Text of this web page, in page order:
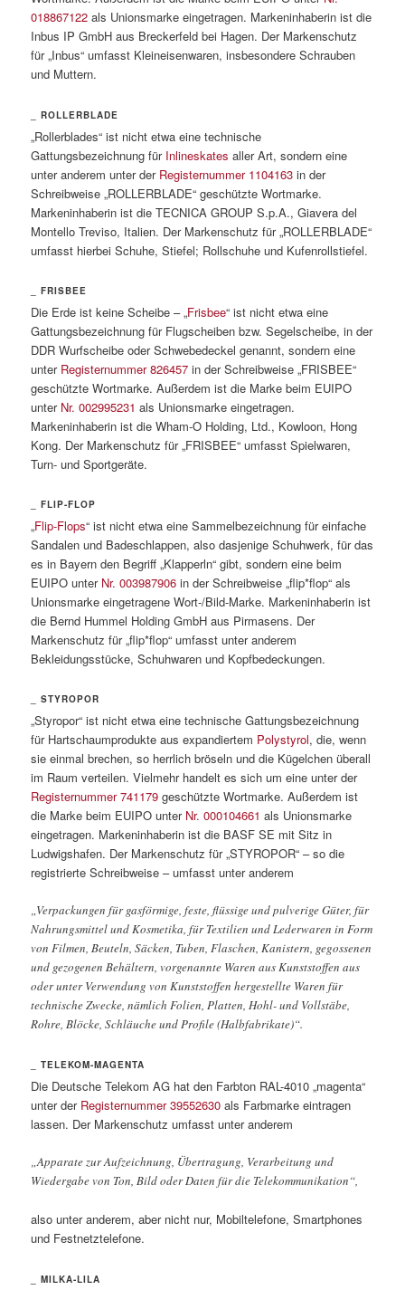
018867122 als Unionsmarke eingetragen. Markeninhaberin ist die
Inbus IP GmbH aus Breckerfeld bei Hagen. Der Markenschutz
für „Inbus“ umfasst Kleineisenwaren, insbesondere Schrauben
und Muttern.
_ ROLLERBLADE
„Rollerblades“ ist nicht etwa eine technische
Gattungsbezeichnung für Inlineskates aller Art, sondern eine
unter anderem unter der Registernummer 1104163 in der
Schreibweise „ROLLERBLADE“ geschützte Wortmarke.
Markeninhaberin ist die TECNICA GROUP S.p.A., Giavera del
Montello Treviso, Italien. Der Markenschutz für „ROLLERBLADE“
umfasst hierbei Schuhe, Stiefel; Rollschuhe und Kufenrollstiefel.
_ FRISBEE
Die Erde ist keine Scheibe – „Frisbee“ ist nicht etwa eine
Gattungsbezeichnung für Flugscheiben bzw. Segelscheibe, in der
DDR Wurfscheibe oder Schwebedeckel genannt, sondern eine
unter Registernummer 826457 in der Schreibweise „FRISBEE“
geschützte Wortmarke. Außerdem ist die Marke beim EUIPO
unter Nr. 002995231 als Unionsmarke eingetragen.
Markeninhaberin ist die Wham-O Holding, Ltd., Kowloon, Hong
Kong. Der Markenschutz für „FRISBEE“ umfasst Spielwaren,
Turn- und Sportgeräte.
_ FLIP-FLOP
„Flip-Flops“ ist nicht etwa eine Sammelbezeichnung für einfache
Sandalen und Badeschlappen, also dasjenige Schuhwerk, für das
es in Bayern den Begriff „Klapperln“ gibt, sondern eine beim
EUIPO unter Nr. 003987906 in der Schreibweise „flip*flop“ als
Unionsmarke eingetragene Wort-/Bild-Marke. Markeninhaberin ist
die Bernd Hummel Holding GmbH aus Pirmasens. Der
Markenschutz für „flip*flop“ umfasst unter anderem
Bekleidungsstücke, Schuhwaren und Kopfbedeckungen.
_ STYROPOR
„Styropor“ ist nicht etwa eine technische Gattungsbezeichnung
für Hartschaumprodukte aus expandiertem Polystyrol, die, wenn
sie einmal brechen, so herrlich bröseln und die Kügelchen überall
im Raum verteilen. Vielmehr handelt es sich um eine unter der
Registernummer 741179 geschützte Wortmarke. Außerdem ist
die Marke beim EUIPO unter Nr. 000104661 als Unionsmarke
eingetragen. Markeninhaberin ist die BASF SE mit Sitz in
Ludwigshafen. Der Markenschutz für „STYROPOR“ – so die
registrierte Schreibweise – umfasst unter anderem
„Verpackungen für gasförmige, feste, flüssige und pulverige Güter, für
Nahrungsmittel und Kosmetika, für Textilien und Lederwaren in Form
von Filmen, Beuteln, Säcken, Tuben, Flaschen, Kanistern, gegossenen
und gezogenen Behältern, vorgenannte Waren aus Kunststoffen aus
oder unter Verwendung von Kunststoffen hergestellte Waren für
technische Zwecke, nämlich Folien, Platten, Hohl- und Vollstäbe,
Rohre, Blöcke, Schläuche und Profile (Halbfabrikate)“.
_ TELEKOM-MAGENTA
Die Deutsche Telekom AG hat den Farbton RAL-4010 „magenta“
unter der Registernummer 39552630 als Farbmarke eintragen
lassen. Der Markenschutz umfasst unter anderem
„Apparate zur Aufzeichnung, Übertragung, Verarbeitung und
Wiedergabe von Ton, Bild oder Daten für die Telekommunikation“,
also unter anderem, aber nicht nur, Mobiltelefone, Smartphones
und Festnetztelefone.
_ MILKA-LILA